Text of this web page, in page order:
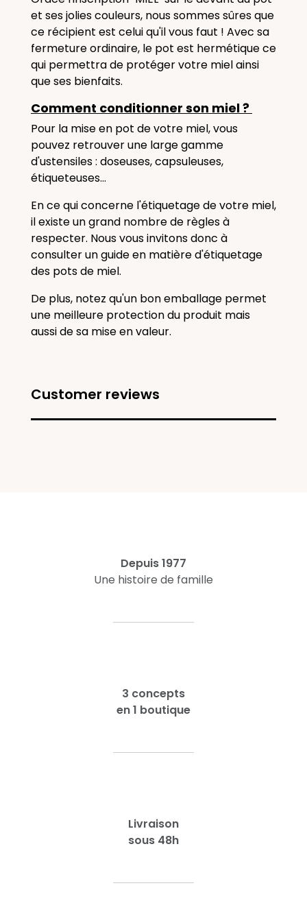
et ses jolies couleurs, nous sommes sûres que
ce récipient est celui qu'il vous faut ! Avec sa
fermeture ordinaire, le pot est hermétique ce
qui permettra de protéger votre miel ainsi
que ses bienfaits.
Comment conditionner son miel ?
Pour la mise en pot de votre miel, vous
pouvez retrouver une large gamme
d'ustensiles : doseuses, capsuleuses,
étiqueteuses...
En ce qui concerne l'étiquetage de votre miel,
il existe un grand nombre de règles à
respecter. Nous vous invitons donc à
consulter un guide en matière d'étiquetage
des pots de miel.
De plus, notez qu'un bon emballage permet
une meilleure protection du produit mais
aussi de sa mise en valeur.
Customer reviews
Depuis 1977
Une histoire de famille
3 concepts
en 1 boutique
Livraison
sous 48h